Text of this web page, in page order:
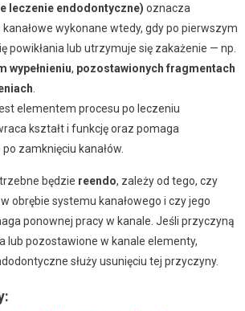
leczenie endodontyczne) oznacza
wykonane wtedy, gdy po pierwszym
powikłania lub utrzymuje się zakażenie — np.
wypełnieniu, pozostawionych fragmentach
elementem procesu po leczeniu
kształt i funkcję oraz pomaga
zamknięciu kanałów.
będzie reendo, zależy od tego, czy
obrębie systemu kanałowego i czy jego
ponownej pracy w kanale. Jeśli przyczyną
lub pozostawione w kanale elementy,
służy usunięciu tej przyczyny.